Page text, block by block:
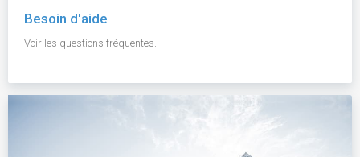
Besoin d'aide
Voir les questions fréquentes.